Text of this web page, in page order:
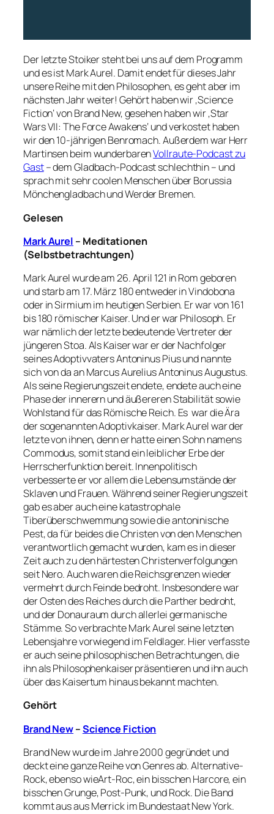
Der letzte Stoiker steht bei uns auf dem Programm
und es ist Mark Aurel. Damit endet für dieses Jahr
unsere Reihe mit den Philosophen, es geht aber im
nächsten Jahr weiter! Gehört haben wir ‚Science
Fiction‘ von Brand New, gesehen haben wir ‚Star
Wars VII: The Force Awakens‘ und verkostet haben
wir den 10-jährigen Benromach. Außerdem war Herr
Martinsen beim wunderbarenVollraute-Podcast zu
Gast– dem Gladbach-Podcast schlechthin – und
sprach mit sehr coolen Menschen über Borussia
Mönchengladbach und Werder Bremen.
Gelesen
Mark Aurel – Meditationen
(Selbstbetrachtungen)
Mark Aurel wurde am 26. April 121 in Rom geboren
und starb am 17. März 180 entweder in Vindobona
oder in Sirmium im heutigen Serbien. Er war von 161
bis 180 römischer Kaiser. Und er war Philosoph. Er
war nämlich der letzte bedeutende Vertreter der
jüngeren Stoa. Als Kaiser war er der Nachfolger
seines Adoptivvaters Antoninus Pius und nannte
sich von da an Marcus Aurelius Antoninus Augustus.
Als seine Regierungszeit endete, endete auch eine
Phase der innerern und äußereren Stabilität sowie
Wohlstand für das Römische Reich. Es war die Ära
der sogenannten Adoptivkaiser. Mark Aurel war der
letzte von ihnen, denn er hatte einen Sohn namens
Commodus, somit stand ein leiblicher Erbe der
Herrscherfunktion bereit. Innenpolitisch
verbesserte er vor allem die Lebensumstände der
Sklaven und Frauen. Während seiner Regierungszeit
gab es aber auch eine katastrophale
Tiberüberschwemmung sowie die antoninische
Pest, da für beides die Christen von den Menschen
verantwortlich gemacht wurden, kam es in dieser
Zeit auch zu den härtesten Christenverfolgungen
seit Nero. Auch waren die Reichsgrenzen wieder
vermehrt durch Feinde bedroht. Insbesondere war
der Osten des Reiches durch die Parther bedroht,
und der Donauraum durch allerlei germanische
Stämme. So verbrachte Mark Aurel seine letzten
Lebensjahre vorwiegend im Feldlager. Hier verfasste
er auch seine philosophischen Betrachtungen, die
ihn als Philosophenkaiser präsentieren und ihn auch
über das Kaisertum hinaus bekannt machten.
Gehört
Brand New–Science Fiction
Brand New wurde im Jahre 2000 gegründet und
deckt eine ganze Reihe von Genres ab. Alternative-
Rock, ebenso wieArt-Roc, ein bisschen Harcore, ein
bisschen Grunge, Post-Punk, und Rock. Die Band
kommt aus aus Merrick im Bundestaat New York.